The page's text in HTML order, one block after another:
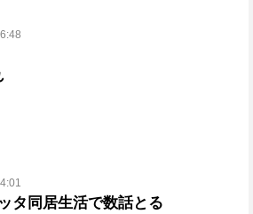
タ同居生活で数話とる